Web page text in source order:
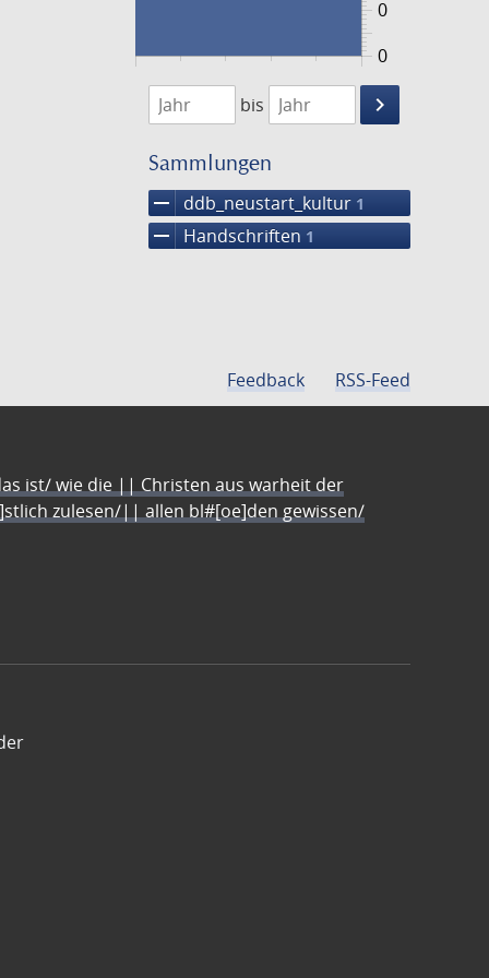
0
0
1474
1475
bis
keyboard_arrow_right
Suche
Sammlungen
remove ddb_neustart_kultur 1
remove Handschriften 1
Feedback RSS-Feed
ist/ wie die || Christen aus warheit der
zulesen/|| allen bl#[oe]den gewissen/